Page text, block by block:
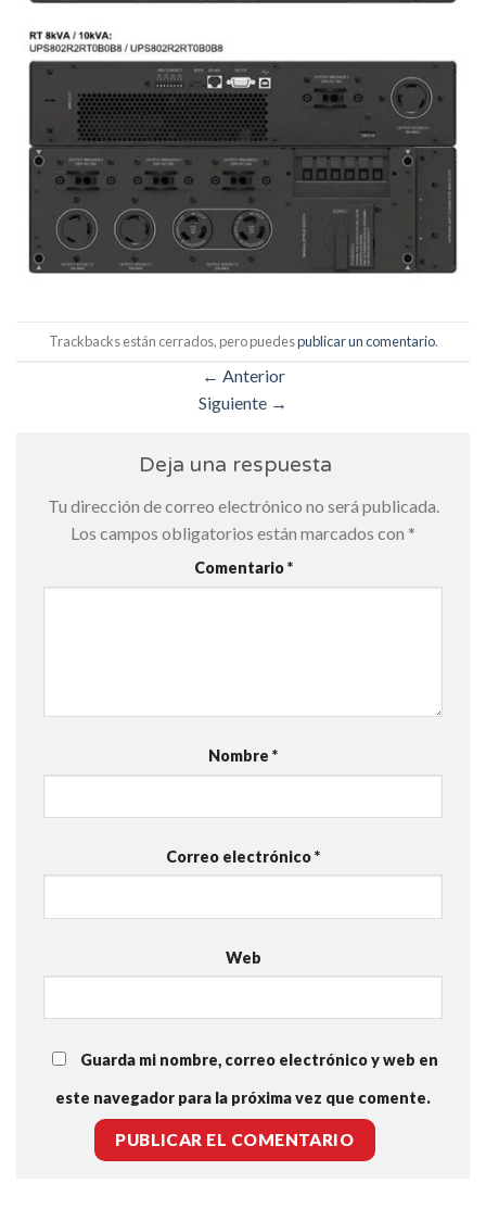
Trackbacks están cerrados, pero puedespublicar un comentario.
← Anterior
Siguiente →
Deja una respuesta
Tu dirección de correo electrónico no será publicada.
Los campos obligatorios están marcados con *
Comentario*
Nombre *
Correo electrónico*
Web
Guarda mi nombre, correo electrónico y web en
este navegador para la próxima vez que comente.